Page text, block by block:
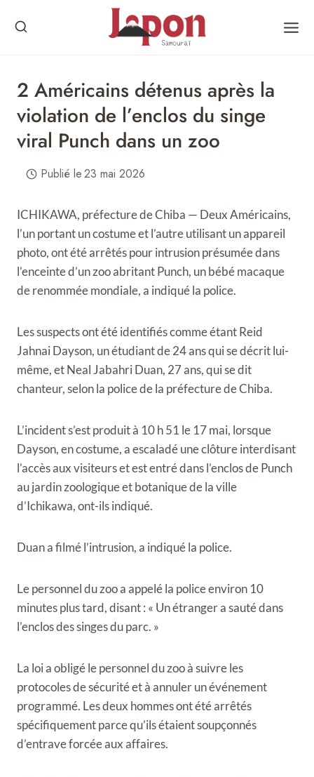
2 Américains détenus après la
violation de l’enclos du singe
viral Punch dans un zoo
Publié le23 mai 2026
ICHIKAWA, préfecture de Chiba — Deux Américains,
l’un portant un costume et l’autre utilisant un appareil
photo, ont été arrêtés pour intrusion présumée dans
l’enceinte d’un zoo abritant Punch, un bébé macaque
de renommée mondiale, a indiqué la police.
Les suspects ont été identifiés comme étant Reid
Jahnai Dayson, un étudiant de 24 ans qui se décrit lui-
même, et Neal Jabahri Duan, 27 ans, qui se dit
chanteur, selon la police de la préfecture de Chiba.
L’incident s’est produit à 10 h 51 le 17 mai, lorsque
Dayson, en costume, a escaladé une clôture interdisant
l’accès aux visiteurs et est entré dans l’enclos de Punch
au jardin zoologique et botanique de la ville
d’Ichikawa, ont-ils indiqué.
Duan a filmé l’intrusion, a indiqué la police.
Le personnel du zoo a appelé la police environ 10
minutes plus tard, disant : « Un étranger a sauté dans
l’enclos des singes du parc. »
La loi a obligé le personnel du zoo à suivre les
protocoles de sécurité et à annuler un événement
programmé. Les deux hommes ont été arrêtés
spécifiquement parce qu’ils étaient soupçonnés
d’entrave forcée aux affaires.